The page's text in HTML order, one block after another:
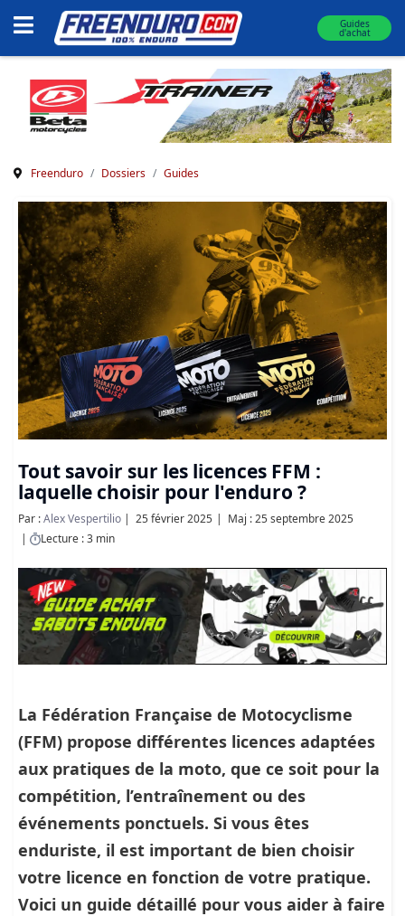
Guides
d'achat
Freenduro Dossiers Guides
Tout savoir sur les licences FFM :
laquelle choisir pour l'enduro ?
Par :Alex Vespertilio 25 février 2025
Maj : 25 septembre 2025
Lecture : 3 min
La Fédération Française de Motocyclisme
(FFM) propose différentes licences adaptées
aux pratiques de la moto, que ce soit pour la
compétition, l’entraînement ou des
événements ponctuels. Si vous êtes
enduriste, il est important de bien choisir
votre licence en fonction de votre pratique.
Voici un guide détaillé pour vous aider à faire